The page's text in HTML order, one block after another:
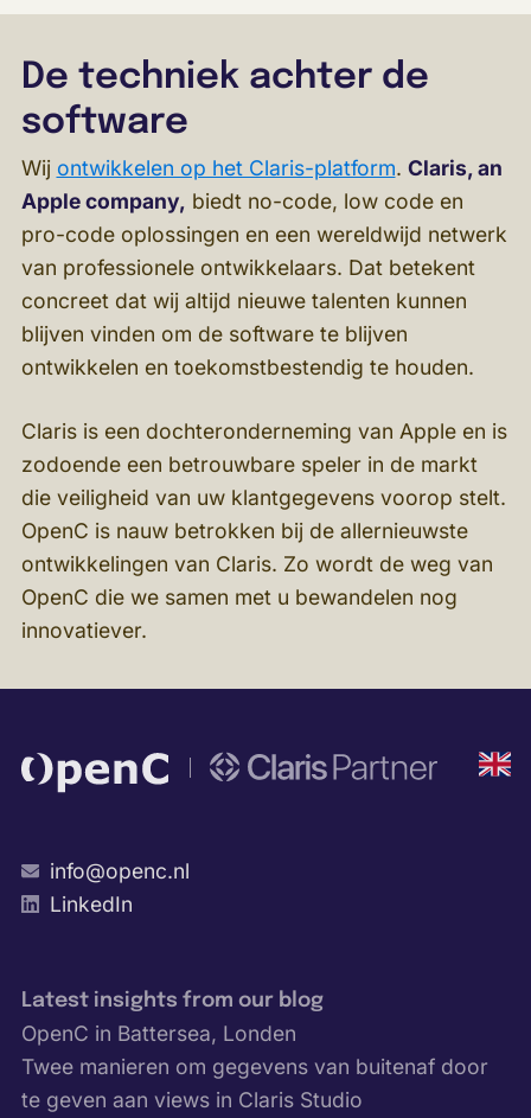
De techniek achter de
software
Wij ontwikkelen op het Claris-platform. Claris, an
Apple company, biedt no-code, low code en
pro-code oplossingen en een wereldwijd netwerk
van professionele ontwikkelaars. Dat betekent
concreet dat wij altijd nieuwe talenten kunnen
blijven vinden om de software te blijven
ontwikkelen en toekomstbestendig te houden.
Claris is een dochteronderneming van Apple en is
zodoende een betrouwbare speler in de markt
die veiligheid van uw klantgegevens voorop stelt.
OpenC is nauw betrokken bij de allernieuwste
ontwikkelingen van Claris. Zo wordt de weg van
OpenC die we samen met u bewandelen nog
innovatiever.
info@openc.nl
LinkedIn
Latest insights from our blog
OpenC in Battersea, Londen
Twee manieren om gegevens van buitenaf door
te geven aan views in Claris Studio